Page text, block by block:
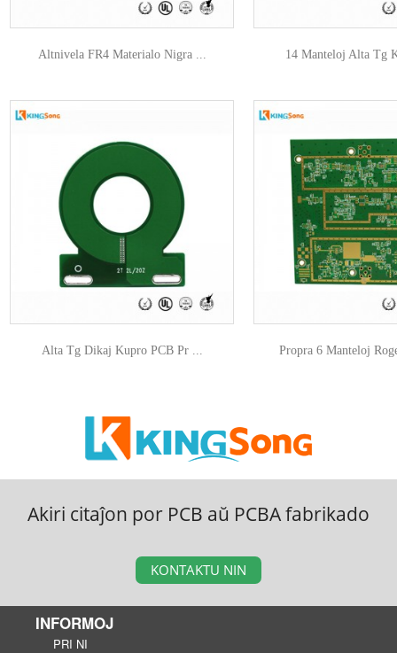
Altnivela FR4 Materialo Nigra ...
Alta Tg Dikaj Kupro PCB Pr ...
14 Manteloj Alta Tg
Propra 6 Manteloj
Akiri citaĵon por PCB aŭ PCBA fabrikado
KONTAKTU NIN
INFORMOJ
PRI NI